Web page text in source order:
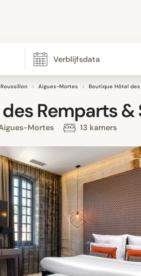
Aigues-Mortes Boutique Hôtel des
Remparts &
Mortes 13 kamers